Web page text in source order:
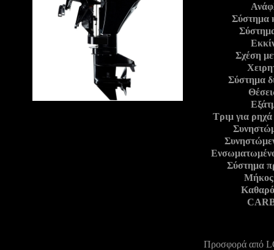
Σύστημα
Σχέση
Σύστημα
Τριμ για
Σύστημα
Μήκος
Προσφορά από